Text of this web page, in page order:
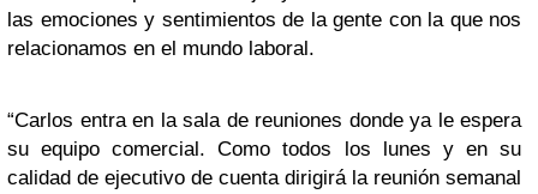
las emociones y sentimientos de la gente con la que nos
relacionamos en el mundo laboral.
“Carlos entra en la sala de reuniones donde ya le espera
su equipo comercial. Como todos los lunes y en su
calidad de ejecutivo de cuenta dirigirá la reunión semanal